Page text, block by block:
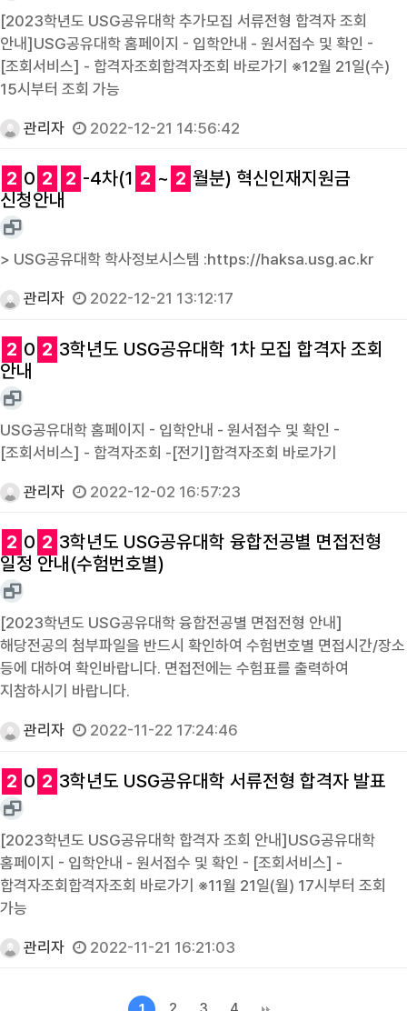
[2023학년도 USG공유대학 추가모집 서류전형 합격자 조회
안내]USG공유대학 홈페이지 - 입학안내 - 원서접수 및 확인 -
[조회서비스] - 합격자조회합격자조회 바로가기 ※12월 21일(수)
15시부터 조회 가능
관리자 2022-12-21 14:56:42
2 0 2 2 -4차(1 2 ~ 2 월분) 혁신인재지원금
신청안내
> USG공유대학 학사정보시스템 :https://haksa.usg.ac.kr
관리자 2022-12-21 13:12:17
2 0 2 3학년도 USG공유대학 1차 모집 합격자 조회
안내
USG공유대학 홈페이지 - 입학안내 - 원서접수 및 확인 -
[조회서비스] - 합격자조회 -[전기]합격자조회 바로가기
관리자 2022-12-02 16:57:23
2 0 2 3학년도 USG공유대학 융합전공별 면접전형
일정 안내(수험번호별)
[2023학년도 USG공유대학 융합전공별 면접전형 안내]
해당전공의 첨부파일을 반드시 확인하여 수험번호별 면접시간/장소
등에 대하여 확인바랍니다. 면접전에는 수험표를 출력하여
지참하시기 바랍니다.
관리자 2022-11-22 17:24:46
2 0 2 3학년도 USG공유대학 서류전형 합격자 발표
[2023학년도 USG공유대학 합격자 조회 안내]USG공유대학
홈페이지 - 입학안내 - 원서접수 및 확인 - [조회서비스] -
합격자조회합격자조회 바로가기 ※11월 21일(월) 17시부터 조회
가능
관리자 2022-11-21 16:21:03